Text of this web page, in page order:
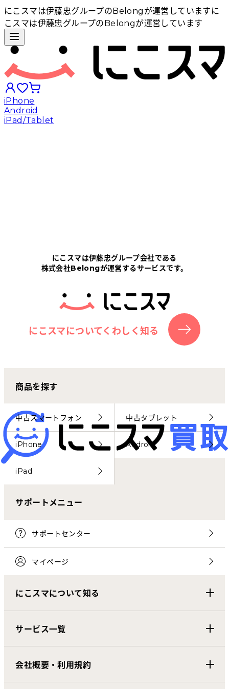
にこスマは伊藤忠グループのBelongが運営しています に
こスマは伊藤忠グループのBelongが運営しています
iPhone
Android
iPad/Tablet
にこスマについて
サポートセンター
お客さまの声
にこスマ通信
マイページ
にこスマは伊藤忠グループ会社である
株式会社Belongが運営するサービスです。
にこスマについてくわしく知る
商品を探す
中古スマートフォン 中古タブレット
iPhone Android
iPad
サポートメニュー
サポートセンター
マイページ
にこスマについて知る
サービス一覧
会社概要・利用規約